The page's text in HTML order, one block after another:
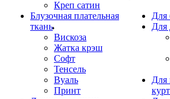
Креп сатин
Блузочная плательная
ткань
Вискоза
Жатка крэш
Софт
Тенсель
Вуаль
Принт
Для
Для